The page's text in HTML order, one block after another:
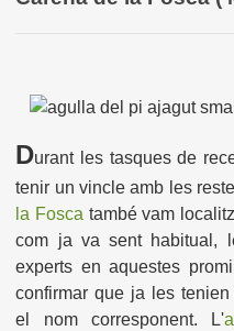
Durant les tasques de
tenir un vincle amb les
la Fosca també vam
com ja va sent habitual,
experts en aquestes
confirmar que ja les
el nom corresponent. L'